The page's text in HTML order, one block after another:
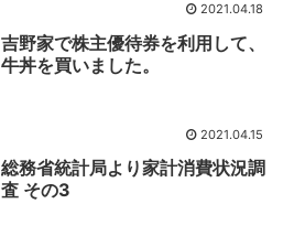
2021.04.18
吉野家で株主優待券を利用して、
牛丼を買いました。
2021.04.15
総務省統計局より家計消費状況調
査 その3